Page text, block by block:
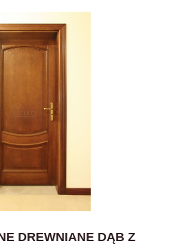
DREWNIANE DĄB Z